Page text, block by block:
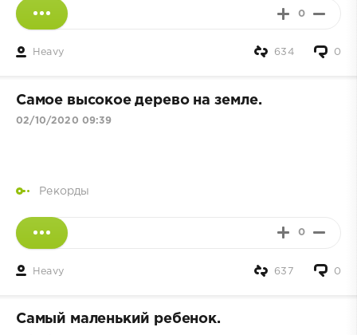
0
Heavy 0
634
Самое высокое дерево на земле.
02/10/2020 09:39
Рекорды
0
Heavy 0
637
Самый маленький ребенок.